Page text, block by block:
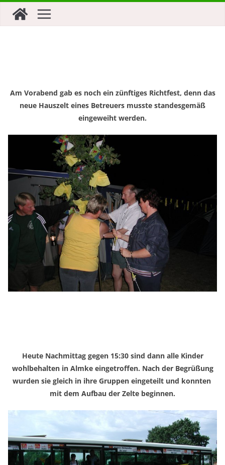
Inhalt
Am Vorabend gab es noch ein zünftiges Richtfest, denn das
neue Hauszelt eines Betreuers musste standesgemäß
eingeweiht werden.
Heute Nachmittag gegen 15:30 sind dann alle Kinder
wohlbehalten in Almke eingetroffen. Nach der Begrüßung
wurden sie gleich in ihre Gruppen eingeteilt und konnten
mit dem Aufbau der Zelte beginnen.